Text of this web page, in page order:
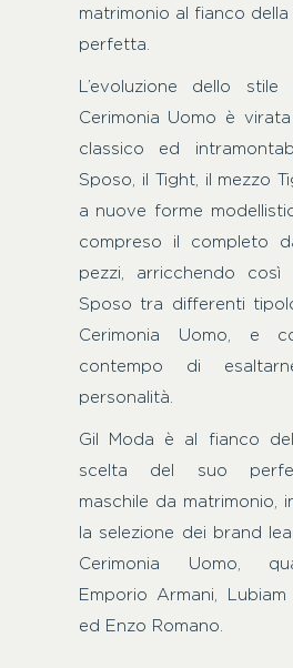
matrimonio al fianco della
perfetta.
L’evoluzione dello
Cerimonia Uomo è virata
classico ed
Sposo, il Tight, il mezzo
a nuove forme
compreso il completo
pezzi, arricchendo
Sposo tra differenti
Cerimonia Uomo, e
contempo di
personalità.
Gil Moda è al fianco
scelta del suo
maschile da matrimonio,
la selezione dei brand
Cerimonia Uomo,
Emporio Armani, Lubiam
ed Enzo Romano.